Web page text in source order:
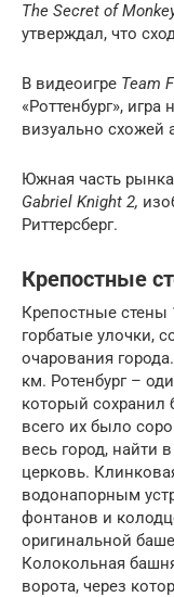
The Secret of
утверждал, что
В видеоигре Team
«Роттенбург»,
визуально схожей
Южная часть
Gabriel Knight 2,
Риттерсберг.
Крепостные
Крепостные стены
горбатые улочки,
очарования
км. Ротенбург –
который сохранил
всего их было
весь город, найти
церковь.
водонапорным
фонтанов и
оригинальной
Колокольная
ворота, через